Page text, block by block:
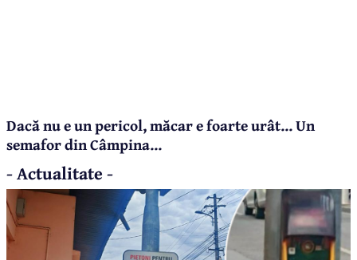
Dacă nu e un pericol, măcar e foarte urât... Un
semafor din Câmpina...
- Actualitate -